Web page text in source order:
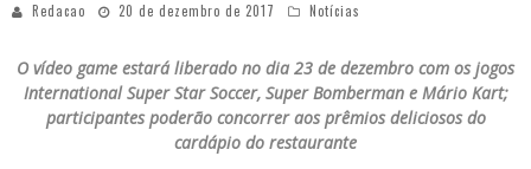
Redacao 20 de dezembro de 2017 Notícias
O vídeo game estará liberado no dia 23 de dezembro com os jogos
International Super Star Soccer, Super Bomberman e Mário Kart;
participantes poderão concorrer aos prêmios deliciosos do
cardápio do restaurante